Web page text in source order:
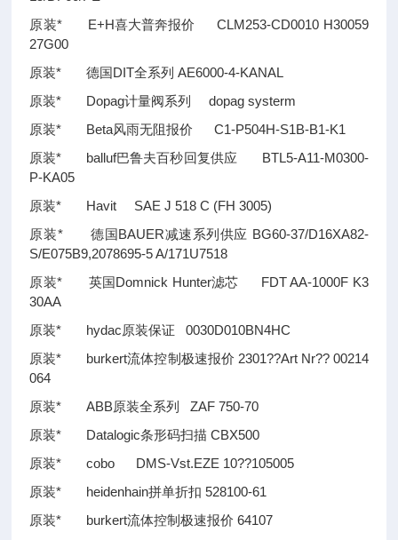
原装* E+H喜大普奔报价 CLM253-CD0010 H30059
27G00
原装* 德国DIT全系列 AE6000-4-KANAL
原装* Dopag计量阀系列 dopag systerm
原装* Beta风雨无阻报价 C1-P504H-S1B-B1-K1
原装* balluf巴鲁夫百秒回复供应 BTL5-A11-M0300-
P-KA05
原装* Havit SAE J 518 C (FH 3005)
原装* 德国BAUER减速系列供应 BG60-37/D16XA82-
S/E075B9,2078695-5 A/171U7518
原装* 英国Domnick Hunter滤芯 FDT AA-1000F K3
30AA
原装* hydac原装保证 0030D010BN4HC
原装* burkert流体控制极速报价 2301??Art Nr??00214
064
原装* ABB原装全系列 ZAF 750-70
原装* Datalogic条形码扫描 CBX500
原装* cobo DMS-Vst.EZE 10??105005
原装* heidenhain拼单折扣 528100-61
原装* burkert流体控制极速报价 64107